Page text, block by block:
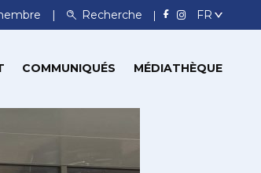
Recherche
COMMUNIQUÉS MÉDIATHÈQUE